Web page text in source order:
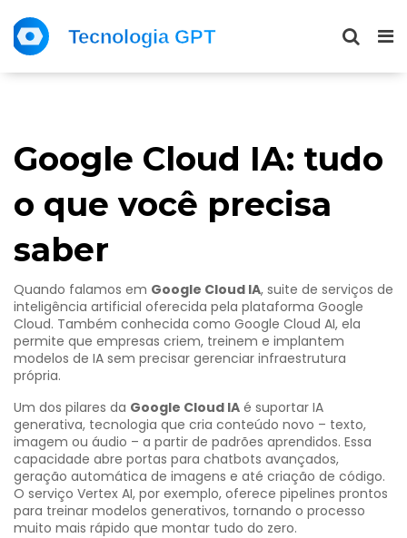
Google Cloud IA: tudo
o que você precisa
saber
Quando falamos em Google Cloud IA, suite de serviços de
inteligência artificial oferecida pela plataforma Google
Cloud. Também conhecida como Google Cloud AI, ela
permite que empresas criem, treinem e implantem
modelos de IA sem precisar gerenciar infraestrutura
própria.
Um dos pilares da Google Cloud IA é suportar IA
generativa, tecnologia que cria conteúdo novo – texto,
imagem ou áudio – a partir de padrões aprendidos. Essa
capacidade abre portas para chatbots avançados,
geração automática de imagens e até criação de código.
O serviço Vertex AI, por exemplo, oferece pipelines prontos
para treinar modelos generativos, tornando o processo
muito mais rápido que montar tudo do zero.